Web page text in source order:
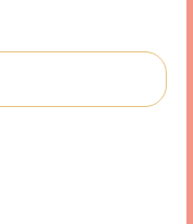
ups de toda la
empleados a
como algo más
dentro de